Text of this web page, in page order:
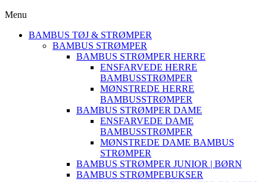
Menu
BAMBUS TØJ & STRØMPER
BAMBUS STRØMPER
BAMBUS STRØMPER HERRE
ENSFARVEDE HERRE
BAMBUSSTRØMPER
MØNSTREDE HERRE
BAMBUSSTRØMPER
BAMBUS STRØMPER DAME
ENSFARVEDE DAME
BAMBUSSTRØMPER
MØNSTREDE DAME BAMBUS
STRØMPER
BAMBUS STRØMPER JUNIOR | BØRN
BAMBUS STRØMPEBUKSER